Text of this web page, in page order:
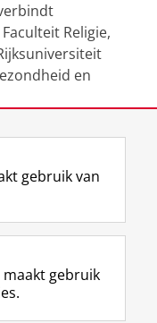
Religie,
en
Contact:
gebruik van
gebruik